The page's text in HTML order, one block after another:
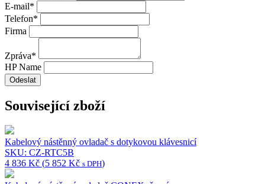
E-mail*
Telefon*
Firma
Zpráva*
HP Name
Odeslat
Související zboží
Kabelový nástěnný ovladač s dotykovou klávesnicí
SKU: CZ-RTC5B
4 836 Kč (5 852 Kč s DPH)